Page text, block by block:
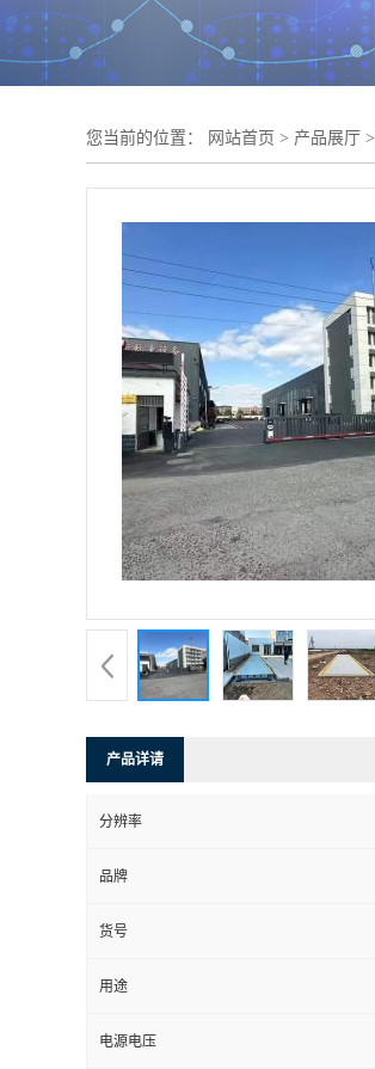
您当前的位置： 网站首页 > 产品展厅 >
产品详请
分辨率
品牌
货号
用途
电源电压